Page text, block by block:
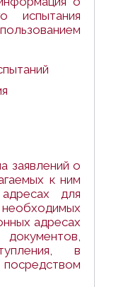
испытания
заявлений о
к ним
для
адресах
в